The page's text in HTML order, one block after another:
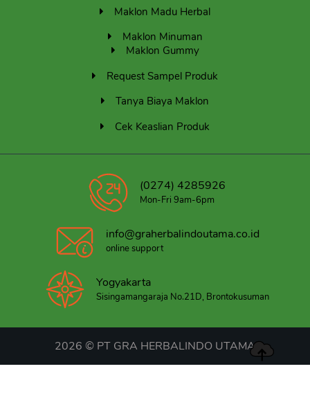
Maklon Madu Herbal
Maklon Minuman
Maklon Gummy
Request Sampel Produk
Tanya Biaya Maklon
Cek Keaslian Produk
(0274) 4285926
Mon-Fri 9am-6pm
info@graherbalindoutama.co.id
online support
Yogyakarta
Sisingamangaraja No.21D, Brontokusuman
2026 © PT GRA HERBALINDO UTAMA